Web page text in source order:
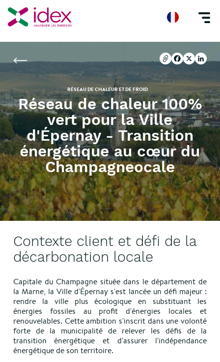
Copier l'url
Facebook
X
RÉSEAU DE CHALEUR ET DE FROID
Réseau de chaleur 100%
vert pour la Ville
d'Épernay - Transition
énergétique au cœur du
Champagneocale
Copier l'url
Facebook
X
Contexte client et défi de la
décarbonation locale
Capitale du Champagne située dans le département de
la Marne, la Ville d'Épernay s'est lancée un défi majeur :
rendre la ville plus écologique en substituant les
énergies fossiles au profit d'énergies locales et
renouvelables. Cette ambition s'inscrit dans une volonté
forte de la municipalité de relever les défis de la
transition énergétique et d'assurer l'indépendance
énergétique de son territoire.